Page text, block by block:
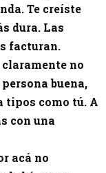
Te creíste
dura. Las
facturan.
claramente no
buena,
tipos como tú. A
con una
acá no